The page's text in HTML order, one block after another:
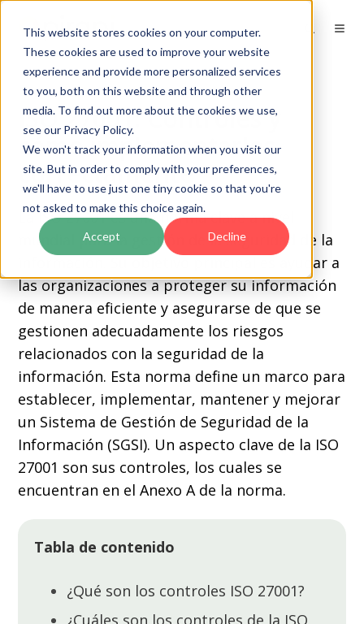
This website stores cookies on your computer.
These cookies are used to improve your website
experience and provide more personalized services
to you, both on this website and through other
media. To find out more about the cookies we use,
see our Privacy Policy.
We won't track your information when you visit our
site. But in order to comply with your preferences,
we'll have to use just one tiny cookie so that you're
not asked to make this choice again.
Accept Decline
ISO 27001: Controles y
cómo implementarlos
correctamente
La ISO 27001 es una norma clave a nivel
mundial para la gestión de la seguridad de la
Su objetivo principal es ayudar a
las organizaciones a proteger su información
de manera eficiente y asegurarse de que se
gestionen adecuadamente los riesgos
relacionados con la seguridad de la
información. Esta norma define un marco para
establecer, implementar, mantener y mejorar
un Sistema de Gestión de Seguridad de la
Información (SGSI). Un aspecto clave de la ISO
27001 son sus controles, los cuales se
encuentran en el Anexo A de la norma.
Tabla de contenido
¿Qué son los controles ISO 27001?